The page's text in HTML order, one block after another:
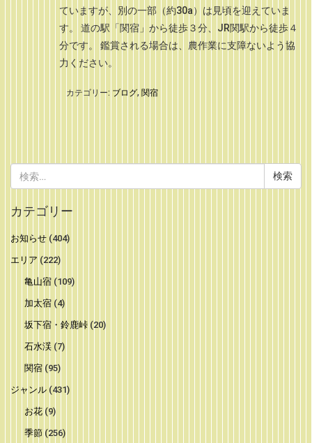
ていますが、別の一部（約30a）は見頃を迎えていま
す。 道の駅「関宿」から徒歩３分、JR関駅から徒歩４
分です。 鑑賞される場合は、農作業に支障ないよう協
力ください。
カテゴリー: ブログ, 関宿
索:
カテゴリー
お知らせ (404)
エリア (222)
亀山宿(109)
加太宿(4)
坂下宿・鈴鹿峠(20)
石水渓(7)
関宿(95)
ジャンル (431)
お花(9)
季節 (256)